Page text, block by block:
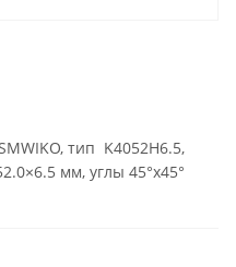
тип K4052H6.5,
мм, углы 45°х45°